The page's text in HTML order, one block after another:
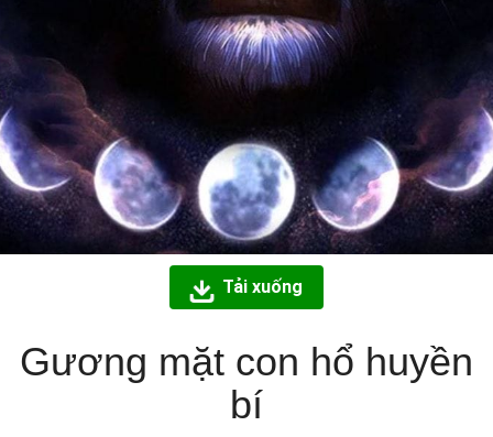
Tải xuống
Gương mặt con hổ huyền
bí